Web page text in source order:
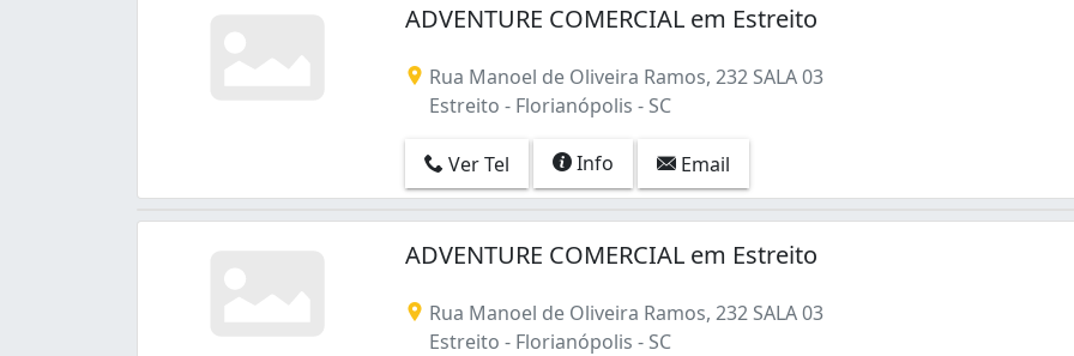
ADVENTURE COMERCIAL em Estreito
Rua Manoel de Oliveira Ramos, 232 SALA 03
Estreito - Florianópolis - SC
Ver Tel Info Email
ADVENTURE COMERCIAL em Estreito
Rua Manoel de Oliveira Ramos, 232 SALA 03
Estreito - Florianópolis - SC